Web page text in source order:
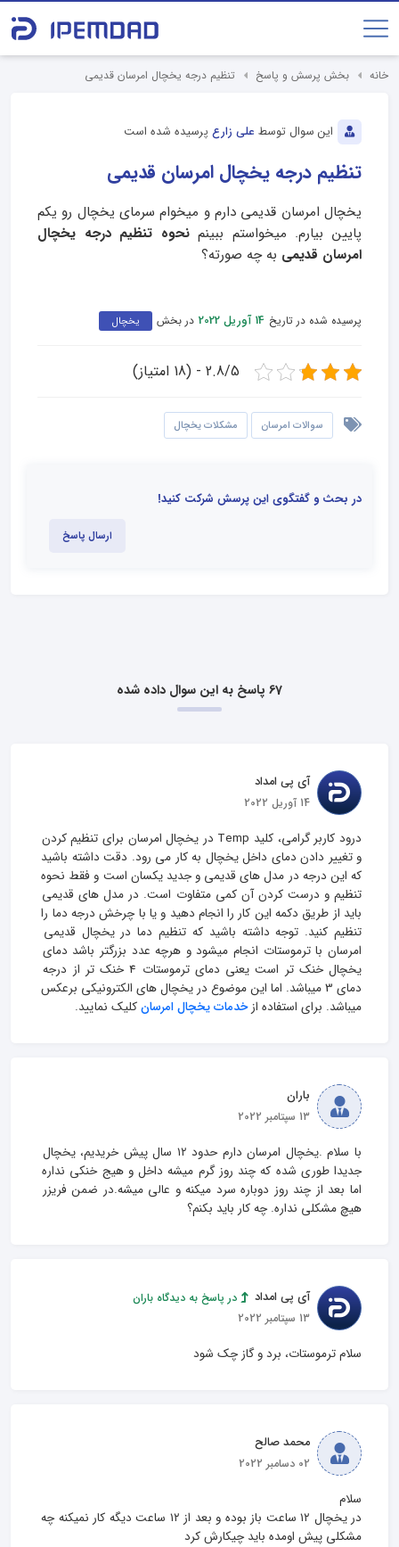
خانه بخش پرسش و پاسخ تنظیم درجه یخچال امرسان قدیمی
این سوال توسط علی زارع پرسیده شده است
تنظیم درجه یخچال امرسان قدیمی
یخچال امرسان قدیمی دارم و میخوام سرمای یخچال رو یکم
پایین بیارم. میخواستم ببینمنحوه تنظیم درجه یخچال
امرسان قدیمی به چه صورته؟
پرسیده شده در تاریخ 14 آوریل 2022 در بخش یخچال
2.8/5 - (18 امتیاز)
سوالات امرسان مشکلات یخچال
در بحث و گفتگوی این پرسش شرکت کنید!
ارسال پاسخ
67 پاسخ به این سوال داده شده
آی پی امداد
14 آوریل 2022
درود کاربر گرامی، کلید Temp در یخچال امرسان برای تنظیم کردن
و تغییر دادن دمای داخل یخچال به کار می رود. دقت داشته باشید
که این درجه در مدل های قدیمی و جدید یکسان است و فقط نحوه
تنظیم و درست کردن آن کمی متفاوت است. در مدل های قدیمی
باید از طریق دکمه این کار را انجام دهید و یا با چرخش درجه دما را
تنظیم کنید. توجه داشته باشید که تنظیم دما در یخچال قدیمی
امرسان با ترموستات انجام میشود و هرچه عدد بزرگتر باشد دمای
یخچال خنک تر است یعنی دمای ترموستات 4 خنک تر از درجه
دمای 3 میباشد. اما این موضوع در یخچال های الکترونیکی برعکس
میباشد. برای استفاده از خدمات یخچال امرسان کلیک نمایید.
باران
13 سپتامبر 2022
با سلام .یخچال امرسان دارم حدود ۱۲ سال پیش خریدیم، یخچال
جدیدا طوری شده که چند روز گرم میشه داخل و هیج خنکی نداره
اما بعد از چند روز دوباره سرد میکنه و عالی میشه.در ضمن فریزر
هیچ مشکلی نداره. چه کار باید بکنم؟
آی پی امداد
در پاسخ به دیدگاه باران
13 سپتامبر 2022
سلام ترموستات، برد و گاز چک شود
محمد صالح
02 دسامبر 2022
در یخچال ۱۲ ساعت باز بوده و بعد از ۱۲ ساعت دیگه کار نمیکنه چه
مشکلی پیش اومده باید چیکارش کرد